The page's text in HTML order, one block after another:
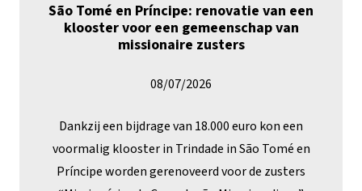
São Tomé en Príncipe: renovatie van een
klooster voor een gemeenschap van
missionaire zusters
08/07/2026
Dankzij een bijdrage van 18.000 euro kon een
voormalig klooster in Trindade in São Tomé en
Príncipe worden gerenoveerd voor de zusters